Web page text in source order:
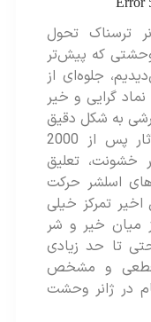
ترسناک تحول
که پیش‌تر
جلوه‌ای از
گرایی و خیر
به شکل دقیق
به این موضوع اشاره کرده که آثار پس از 2000
خشونت، تعلیق
اسلشر حرکت
واقع فیلم‌های 25 سال اخیر تمرکز خیلی
میان خیر و شر
تا حد زیادی
قطعی و مشخص
در ژانر وحشت